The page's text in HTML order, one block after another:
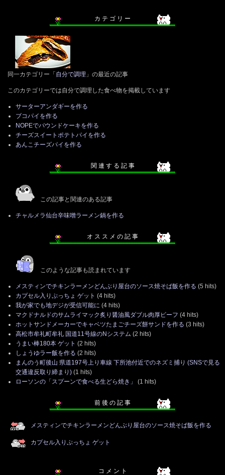
カ テ ゴ リ ー
同一カテゴリー「自分で調理 」の最近の記事
このカテゴリーでは自分で調理した食べ物を掲載しています
サーターアンダギーを作る
ブコパイを作る
NOPEでパウンドケーキを作る
チーズスイートポテトパイを作る
あんこチーズパイを作る
関 連 す る 記 事
この記事と関連のある記事
チャルメラ仙台辛味噌ラーメン鍋を作る
オ ス ス メ の 記 事
このような記事も読まれています
メスティンでチキンラーメンどんぶり屋台のソース焼そば飯を作る (5 hits)
カプセル入りぷっちょ ゲット (4 hits)
我が家でも地デジが受信可能に (4 hits)
マクドナルドのサムライマック炙り醤油風ダブル肉厚ビーフ (4 hits)
ホットサンドメーカーでキャベツたまごチーズ餅サンドを作る (3 hits)
高松市牟礼町牟礼 国道11号線のNシステム (2 hits)
うまい棒180本 ゲット (2 hits)
しょうゆラー飯を作る (2 hits)
まんのう町後山 県道197号上り車線 下所池付近でのネズミ捕り (SNSで見る
交通違反取り締まり) (1 hits)
ローソンの「スプーンで食べる生どら焼き」
(1 hits)
前 後 の 記 事
メスティンでチキンラーメンどんぶり屋台のソース焼そば飯を作る
カプセル入りぷっちょ ゲット
コ メ ン ト